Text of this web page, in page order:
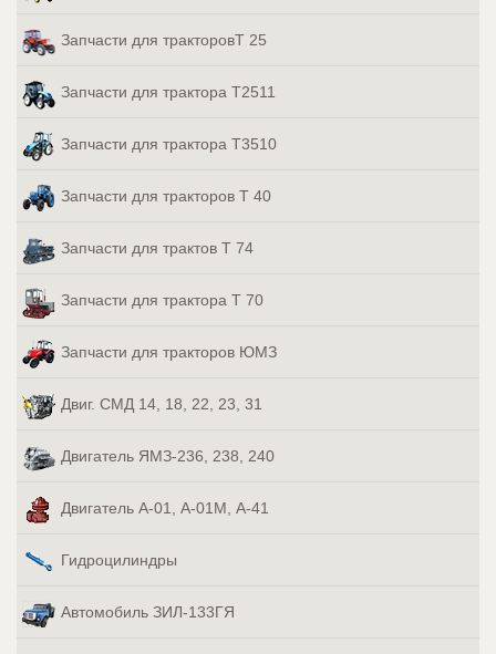
Запчасти для тракторовТ 25
Запчасти для трактора Т2511
Запчасти для трактора Т3510
Запчасти для тракторов Т 40
Запчасти для трактов Т 74
Запчасти для трактора Т 70
Запчасти для тракторов ЮМЗ
Двиг. СМД 14, 18, 22, 23, 31
Двигатель ЯМЗ-236, 238, 240
Двигатель А-01, А-01М, А-41
Гидроцилиндры
Автомобиль ЗИЛ-133ГЯ